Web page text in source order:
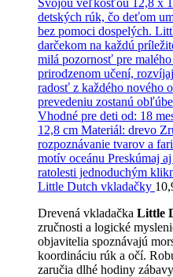
Little Dutch vkladačky
Drevená vkladačka Little
zručnosti a logické
objavitelia spoznávajú
koordináciu rúk a očí.
zaručia dlhé hodiny